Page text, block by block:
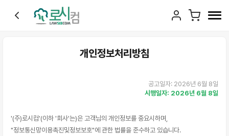
개인정보처리방침
공고일자: 2026년 6월 8일
시행일자: 2026년 6월 8일
'(주)로시컴'(이하 '회사'는)은 고객님의 개인정보를 중요시하며,
"정보통신망이용촉진및정보보호"에 관한 법률을 준수하고 있습니다.